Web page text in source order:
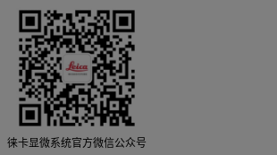
徕卡显微系统官方微信公众号